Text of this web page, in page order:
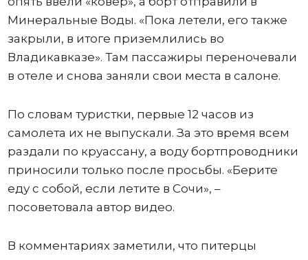
Минеральные Воды. «Пока летели, его также
закрыли, в итоге приземлились во
Владикавказе». Там пассажиры переночевали
в отеле и снова заняли свои места в салоне.
По словам туристки, первые 12 часов из
самолета их не выпускали. За это время всем
раздали по круассану, а воду бортпроводники
приносили только после просьбы. «Берите
еду с собой, если летите в Сочи», –
посоветовала автор видео.
В комментариях заметили, что питерцы